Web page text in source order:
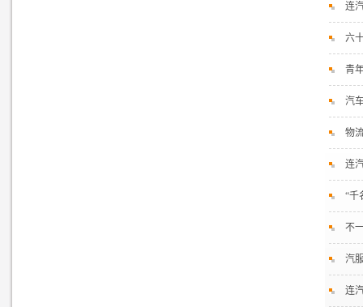
连
六
青
汽
物
连
“千
不
汽
连